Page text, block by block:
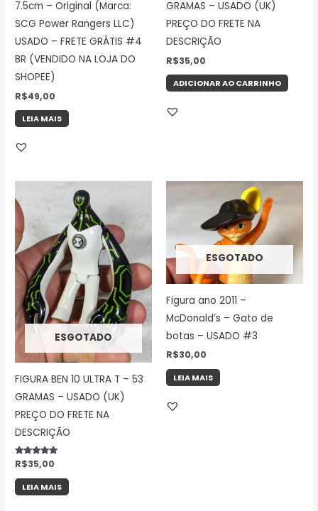
7.5cm – Original (Marca:
SCG Power Rangers LLC)
USADO – FRETE GRÁTIS #4
BR (VENDIDO NA LOJA DO
SHOPEE)
R$49,00
LEIA MAIS
GRAMAS – USADO (UK)
PREÇO DO FRETE NA
DESCRIÇÃO
R$35,00
ADICIONAR AO CARRINHO
ESGOTADO
FIGURA BEN 10 ULTRA T – 53
GRAMAS – USADO (UK)
PREÇO DO FRETE NA
DESCRIÇÃO
Avaliação
5.00
de 5
R$35,00
LEIA MAIS
ESGOTADO
Figura ano 2011 –
McDonald’s – Gato de
botas – USADO #3
R$30,00
LEIA MAIS